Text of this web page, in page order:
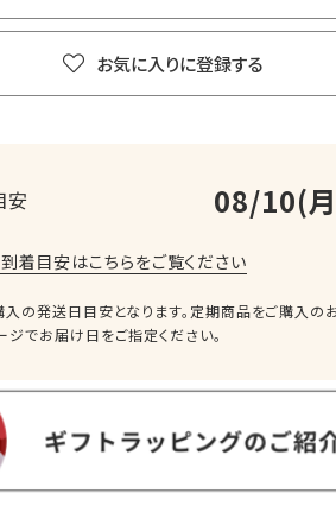
お気に入りに登録する
安 08/10(
着目安はこちらをご覧ください
入の発送日目安となります。定期商品をご購入の
でお届け日をご指定ください。